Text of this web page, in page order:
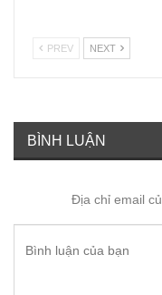
PREV NEXT
BÌNH LUẬN
Địa chỉ email